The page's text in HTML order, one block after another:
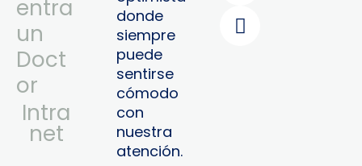
entra
un
Doct
or
Intra
Net
donde
siempre
puede
sentirse
cómodo
con
nuestra
atención.